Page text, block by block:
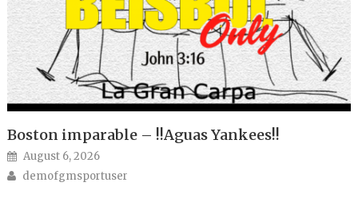
Boston imparable – !!Aguas Yankees!!
Posted on
August 6, 2026
Author
demofgmsportuser